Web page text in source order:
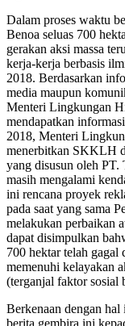
Dalam proses waktu
Benoa seluas 700
gerakan aksi massa
kerja-kerja berbasis
2018. Berdasarkan
media maupun
Menteri Lingkungan
mendapatkan
2018, Menteri
menerbitkan SKKLH
yang disusun oleh
masih mengalami
ini rencana proyek
pada saat yang sama
melakukan perbaikan
dapat disimpulkan
700 hektar telah
memenuhi kelayakan
(terganjal faktor sosial
Berkenaan dengan
berita gembira ini